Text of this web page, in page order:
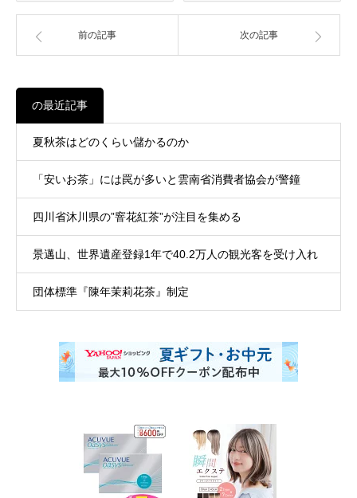
前の記事 次の記事
の最近記事
夏秋茶はどのくらい儲かるのか
「安いお茶」には罠が多いと雲南省消費者協会が警鐘
四川省沐川県の”窨花紅茶”が注目を集める
景邁山、世界遺産登録1年で40.2万人の観光客を受け入れ
団体標準『陳年茉莉花茶』制定